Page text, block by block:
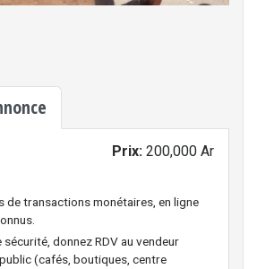
Prix: 200,000 Ar
de transactions monétaires, en ligne
donnez RDV au vendeur
(cafés, boutiques, centre